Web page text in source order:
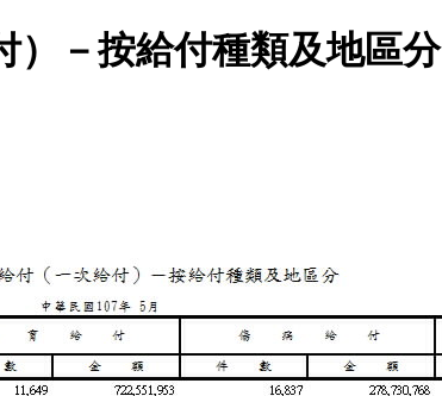
）－按給付種類及地區分